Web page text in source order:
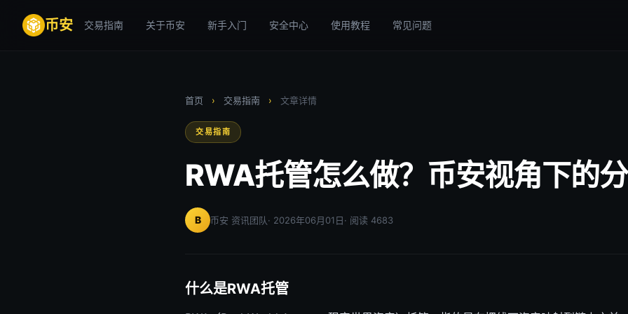
币安 交易指南 关于币安 新手入门 安全中心 使用教程 常见问题
首页 › 交易指南 › 文章详情
交易指南
RWA托管怎么做？币安视角下的
B 币安 资讯团队· 2026年06月01日· 阅读 4683
什么是RWA托管